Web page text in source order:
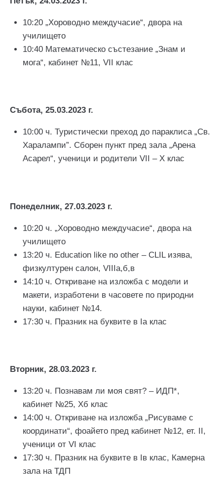
10:20 „Хороводно междучасие“, двора на
училището
10:40 Математическо състезание „Знам и
мога“, кабинет №11, VII клас
Събота, 25.03.2023 г.
10:00 ч. Туристически преход до параклиса „Св.
Харалампи”. Сборен пункт пред зала „Арена
Асарел“, ученици и родители VII – X клас
Понеделник, 27.03.2023 г.
10:20 ч. „Хороводно междучасие“, двора на
училището
13:20 ч. Education like no other – CLIL изява,
физкултурен салон, VIIIа,б,в
14:10 ч. Откриване на изложба с модели и
макети, изработени в часовете по природни
науки, кабинет №14.
17:30 ч. Празник на буквите в Iа клас
Вторник, 28.03.2023 г.
13:20 ч. Познавам ли моя свят? – ИДП*,
кабинет №25, Хб клас
14:00 ч. Откриване на изложба „Рисуваме с
координати“, фоайето пред кабинет №12, ет. II,
ученици от VI клас
17:30 ч. Празник на буквите в Iв клас, Камерна
зала на ТДП